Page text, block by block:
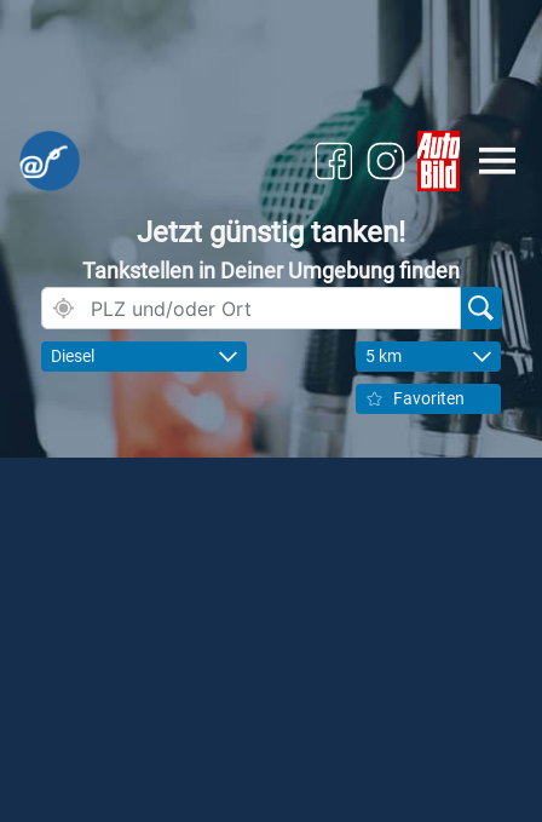
Jetzt günstig tanken!
Tankstellen in Deiner Umgebung finden
Diesel 5 km
Favoriten